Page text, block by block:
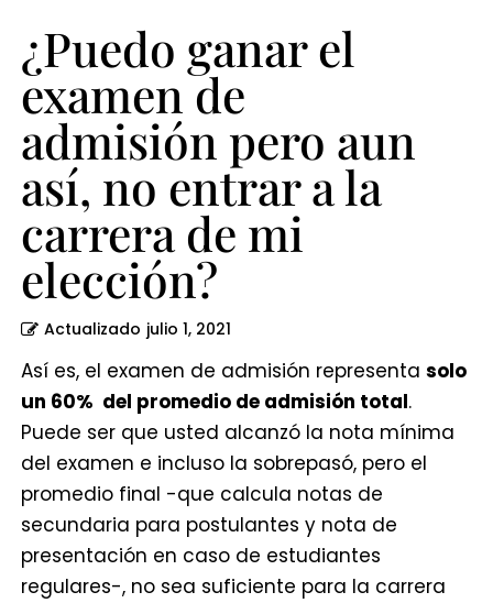
entrar
la
carrera
de
mi
elección?
¿Puedo ganar el
examen de
admisión pero aun
así, no entrar a la
carrera de mi
elección?
Actualizado julio 1, 2021
Así es, el examen de admisión representa solo
un 60% del promedio de admisión total.
Puede ser que usted alcanzó la nota mínima
del examen e incluso la sobrepasó, pero el
promedio final -que calcula notas de
secundaria para postulantes y nota de
presentación en caso de estudiantes
regulares-, no sea suficiente para la carrera